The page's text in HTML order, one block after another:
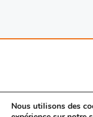
Nous utilisons des